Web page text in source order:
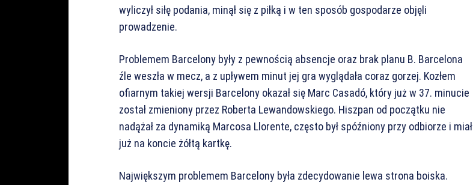
wyliczył siłę podania, minął się z piłką i w ten sposób gospodarze objęli
prowadzenie.
Problemem Barcelony były z pewnością absencje oraz brak planu B. Barcelona
źle weszła w mecz, a z upływem minut jej gra wyglądała coraz gorzej. Kozłem
ofiarnym takiej wersji Barcelony okazał się Marc Casadó, który już w 37. minucie
został zmieniony przez Roberta Lewandowskiego. Hiszpan od początku nie
nadążał za dynamiką Marcosa Llorente, często był spóźniony przy odbiorze i miał
już na koncie żółtą kartkę.
Największym problemem Barcelony była zdecydowanie lewa strona boiska.